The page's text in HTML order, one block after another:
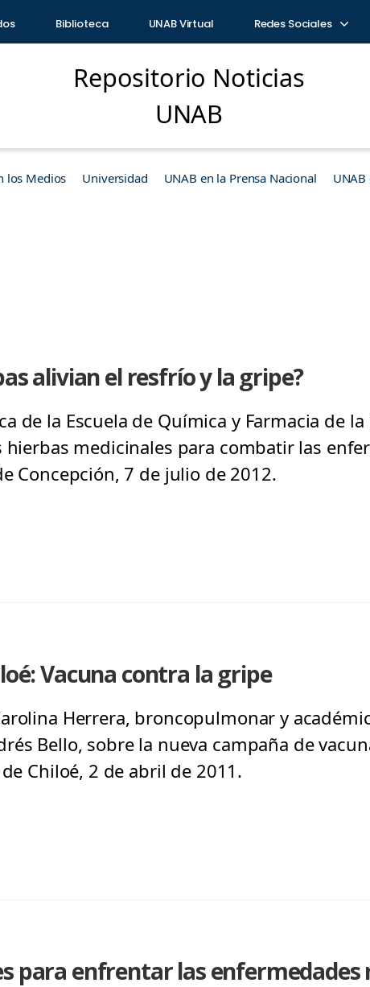
Biblioteca UNAB Virtual Redes Sociales
Repositorio Noticias
UNAB
los Medios Universidad UNAB en la Prensa Nacional UNAB
alivian el resfrío y la gripe?
de la Escuela de Química y Farmacia de
hierbas medicinales para combatir las
Concepción, 7 de julio de 2012.
Vacuna contra la gripe
Herrera, broncopulmonar y
Bello, sobre la nueva campaña de
Chiloé, 2 de abril de 2011.
para enfrentar las